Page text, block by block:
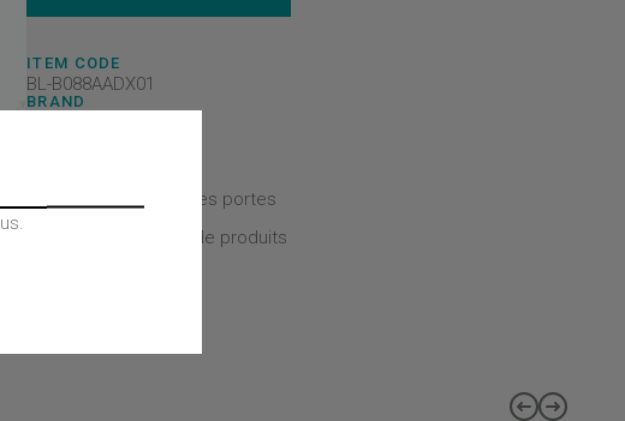
ITEM CODE
BL-B088AADX01
BRAND
Pièces de sécurité des portes
Toutes les gammes de produits